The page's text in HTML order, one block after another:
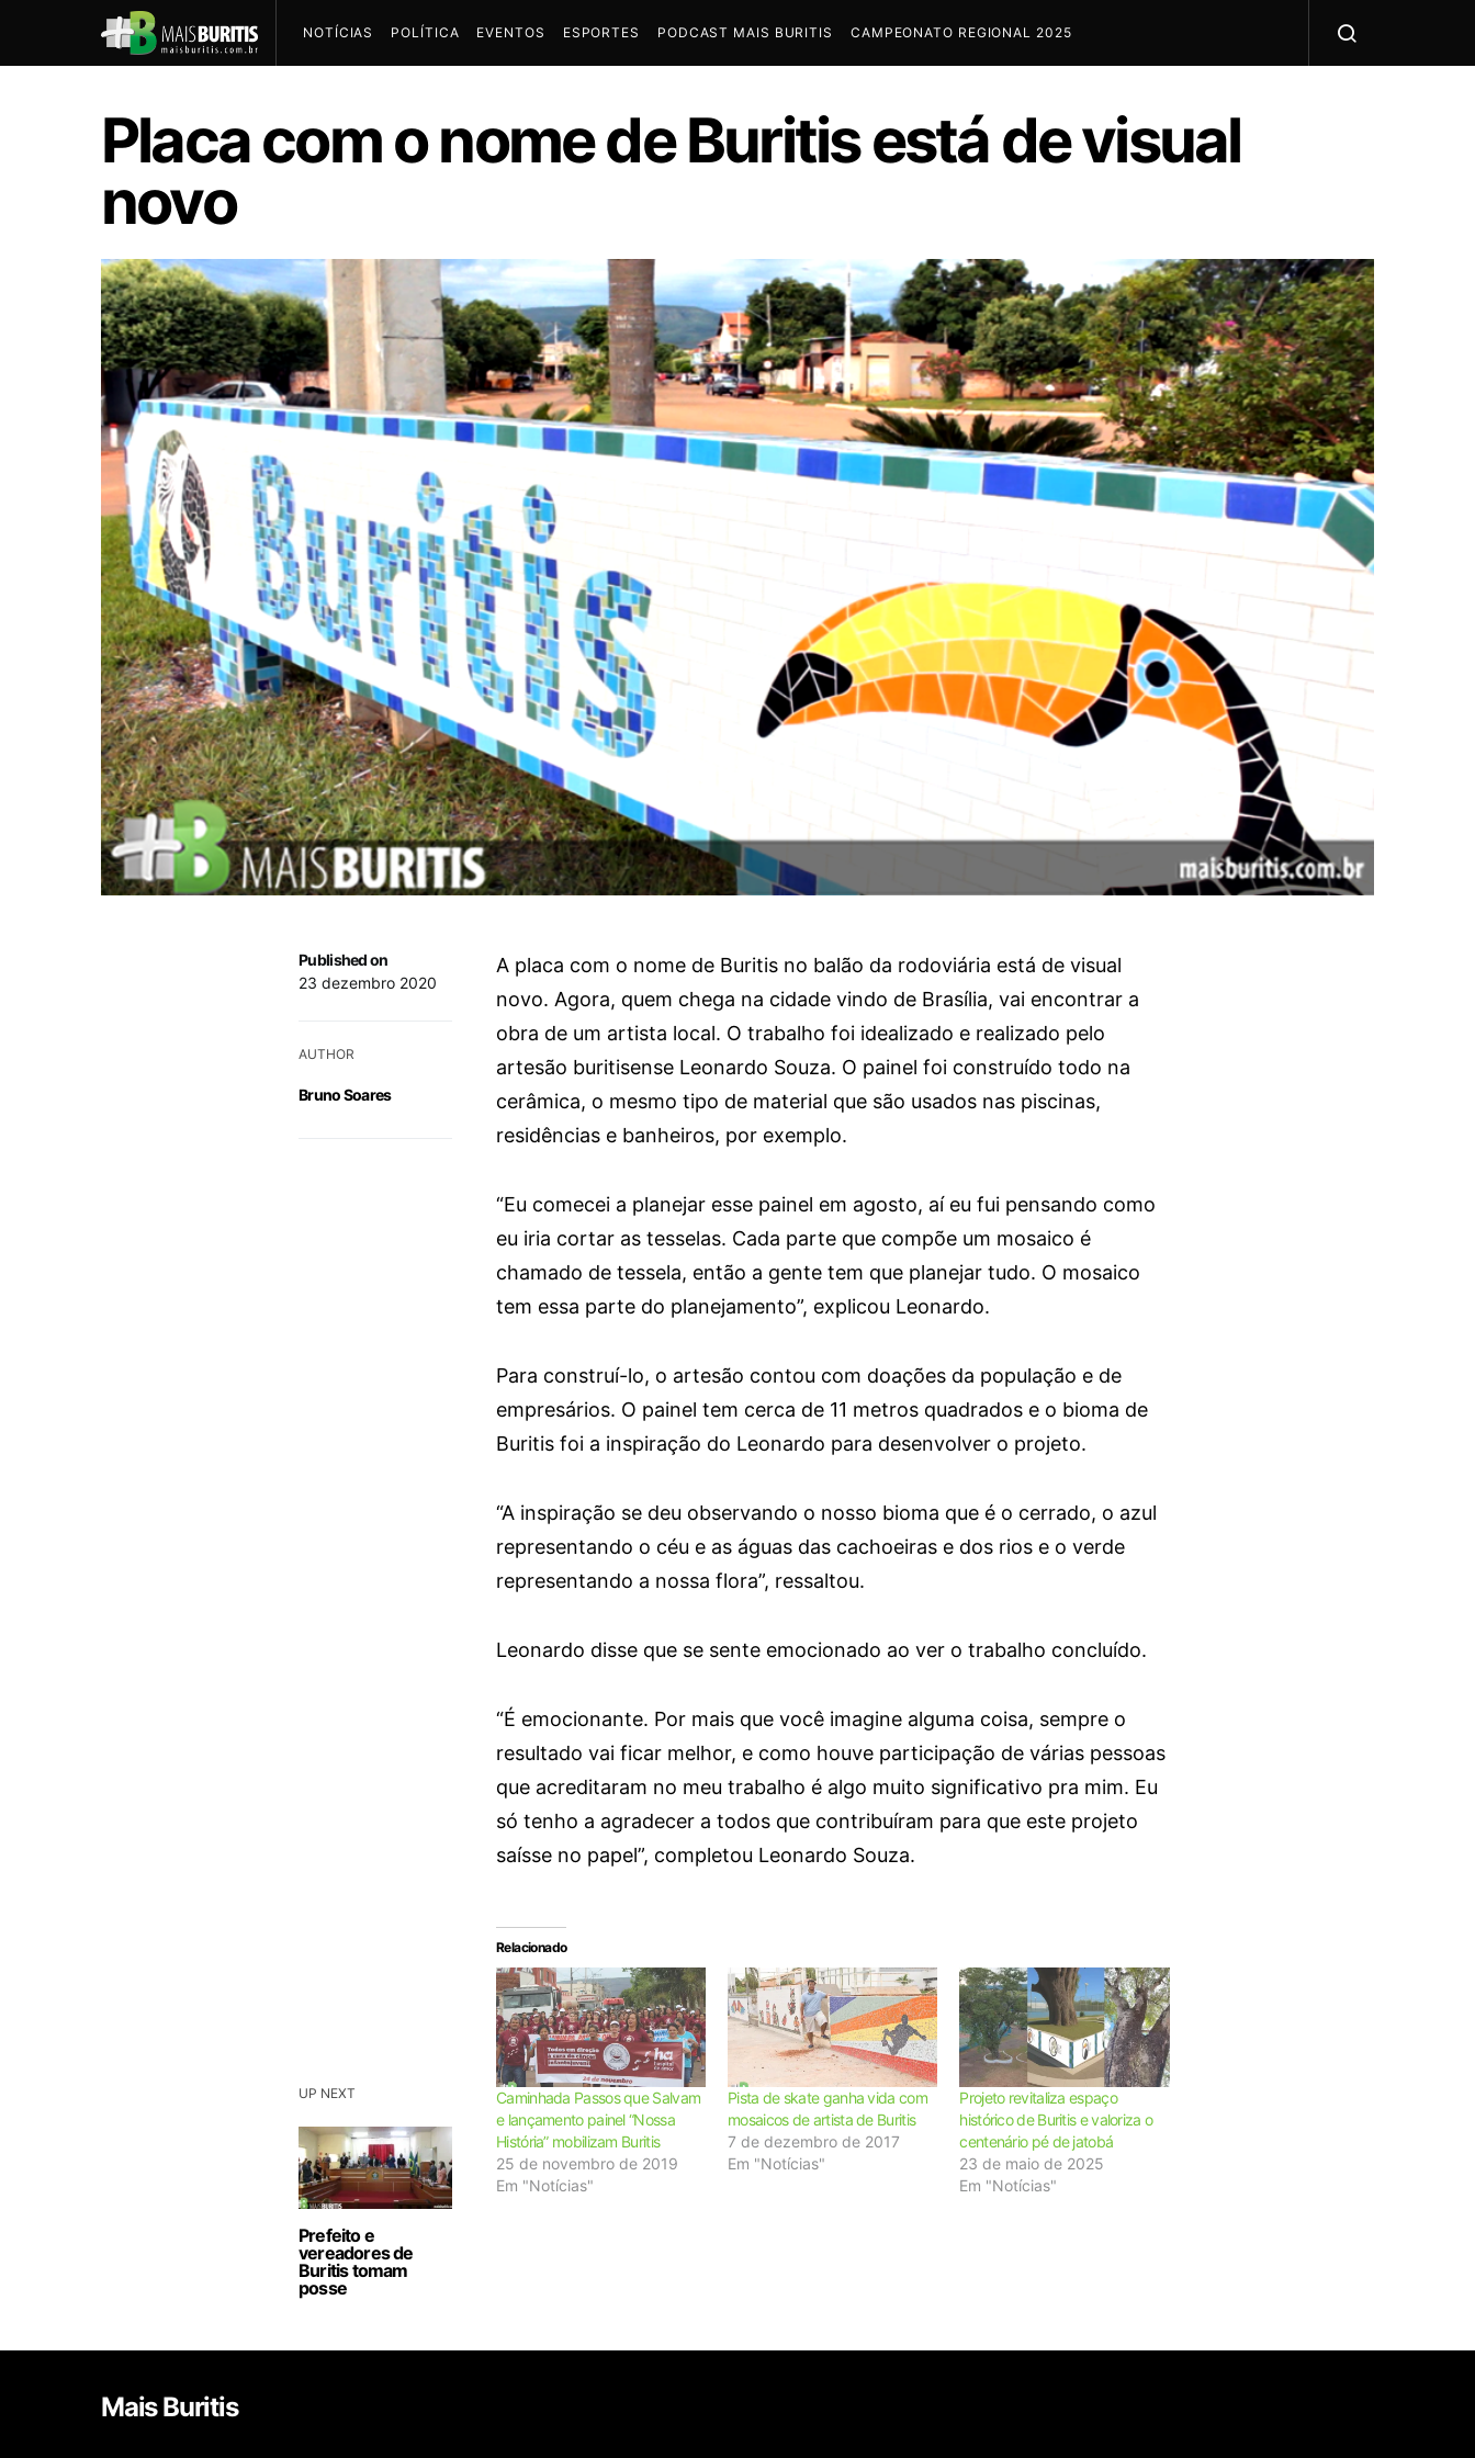
NOTÍCIAS POLÍTICA EVENTOS ESPORTES PODCAST MAIS BURITIS CAMPEONATO REGIONAL 2025
Placa com o nome de Buritis está de visual
novo
UP NEXT
Prefeito e
vereadores de
Buritis tomam
posse
Published on
23 dezembro 2020
AUTHOR
Bruno Soares
A placa com o nome de Buritis no balão da rodoviária está de visual
novo. Agora, quem chega na cidade vindo de Brasília, vai encontrar a
obra de um artista local. O trabalho foi idealizado e realizado pelo
artesão buritisense Leonardo Souza. O painel foi construído todo na
cerâmica, o mesmo tipo de material que são usados nas piscinas,
residências e banheiros, por exemplo.
“Eu comecei a planejar esse painel em agosto, aí eu fui pensando como
eu iria cortar as tesselas. Cada parte que compõe um mosaico é
chamado de tessela, então a gente tem que planejar tudo. O mosaico
tem essa parte do planejamento”, explicou Leonardo.
Para construí-lo, o artesão contou com doações da população e de
empresários. O painel tem cerca de 11 metros quadrados e o bioma de
Buritis foi a inspiração do Leonardo para desenvolver o projeto.
“A inspiração se deu observando o nosso bioma que é o cerrado, o azul
representando o céu e as águas das cachoeiras e dos rios e o verde
representando a nossa flora”, ressaltou.
Leonardo disse que se sente emocionado ao ver o trabalho concluído.
“É emocionante. Por mais que você imagine alguma coisa, sempre o
resultado vai ficar melhor, e como houve participação de várias pessoas
que acreditaram no meu trabalho é algo muito significativo pra mim. Eu
só tenho a agradecer a todos que contribuíram para que este projeto
saísse no papel”, completou Leonardo Souza.
Relacionado
Caminhada Passos que Salvam
e lançamento painel “Nossa
História” mobilizam Buritis
25 de novembro de 2019
Em "Notícias"
Pista de skate ganha vida com
mosaicos de artista de Buritis
7 de dezembro de 2017
Em "Notícias"
Projeto revitaliza espaço
histórico de Buritis e valoriza o
centenário pé de jatobá
23 de maio de 2025
Em "Notícias"
Mais Buritis